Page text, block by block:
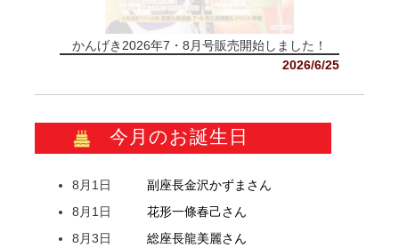
かんげき2026年7・8月号販売開始しました！
2026/6/25
今月のお誕生日
8月1日 副座長金沢かずま さん
8月1日
花形一條春己さん
8月3日
総座長龍美麗さん